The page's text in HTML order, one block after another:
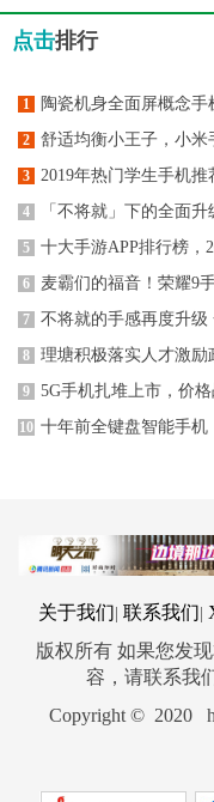
点击排行
1 陶瓷机身全面屏概念
2 舒适均衡小王子，小米
3 2019年热门学生手机推
4 「不将就」下的全面
5 十大手游APP排行榜，
6 麦霸们的福音！荣耀9
7 不将就的手感再度升级
8 理塘积极落实人才激励
9 5G手机扎堆上市，价
10 十年前全键盘智能手机
关于我们 联系我们
版权所有 如果您发
容，请联系我
Copyright © 2020